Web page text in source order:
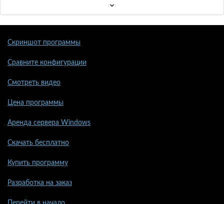
Скриншот программы
Сравните конфигурации
Смотреть видео
Цена программы
Аренда сервера Windows
Скачать бесплатно
Купить программу
Разработка на заказ